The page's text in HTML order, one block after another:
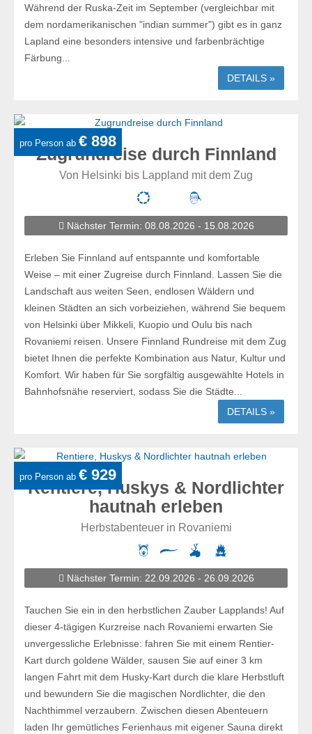
Während der Ruska-Zeit im September (vergleichbar mit
dem nordamerikanischen "indian summer") gibt es in ganz
Lapland eine besonders intensive und farbenbrächtige
Färbung...
DETAILS »
pro Person ab € 898
Zugrundreise durch Finnland
Von Helsinki bis Lappland mit dem Zug
Nächster Termin: 08.08.2026 - 15.08.2026
Erleben Sie Finnland auf entspannte und komfortable
Weise – mit einer Zugreise durch Finnland. Lassen Sie die
Landschaft aus weiten Seen, endlosen Wäldern und
kleinen Städten an sich vorbeiziehen, während Sie bequem
von Helsinki über Mikkeli, Kuopio und Oulu bis nach
Rovaniemi reisen. Unsere Finnland Rundreise mit dem Zug
bietet Ihnen die perfekte Kombination aus Natur, Kultur und
Komfort. Wir haben für Sie sorgfältig ausgewählte Hotels in
Bahnhofsnähe reserviert, sodass Sie die Städte...
DETAILS »
pro Person ab € 929
Rentiere, Huskys & Nordlichter
hautnah erleben
Herbstabenteuer in Rovaniemi
Nächster Termin: 22.09.2026 - 26.09.2026
Tauchen Sie ein in den herbstlichen Zauber Lapplands! Auf
dieser 4-tägigen Kurzreise nach Rovaniemi erwarten Sie
unvergessliche Erlebnisse: fahren Sie mit einem Rentier-
Kart durch goldene Wälder, sausen Sie auf einer 3 km
langen Fahrt mit dem Husky-Kart durch die klare Herbstluft
und bewundern Sie die magischen Nordlichter, die den
Nachthimmel verzaubern. Zwischen diesen Abenteuern
laden Ihr gemütliches Ferienhaus mit eigener Sauna direkt